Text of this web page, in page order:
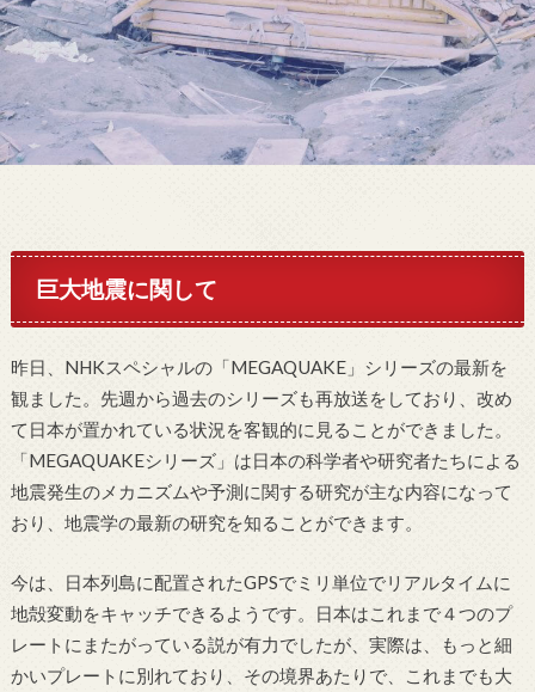
巨大地震に関して
昨日、NHKスペシャルの「MEGAQUAKE」シリーズの最新を
観ました。先週から過去のシリーズも再放送をしており、改め
て日本が置かれている状況を客観的に見ることができました。
「MEGAQUAKEシリーズ」は日本の科学者や研究者たちによる
地震発生のメカニズムや予測に関する研究が主な内容になって
おり、地震学の最新の研究を知ることができます。
今は、日本列島に配置されたGPSでミリ単位でリアルタイムに
地殻変動をキャッチできるようです。日本はこれまで４つのプ
レートにまたがっている説が有力でしたが、実際は、もっと細
かいプレートに別れており、その境界あたりで、これまでも大